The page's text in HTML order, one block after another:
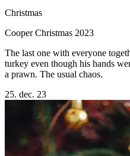
Christmas
Cooper Christmas 2023
The last one with everyone
turkey even though his hands
a prawn. The usual chaos.
25. dec. 23